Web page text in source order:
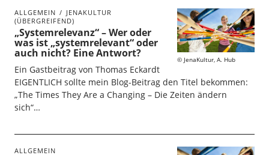
JenaKultur, A. Hub
ALLGEMEIN
JENAKULTUR
(ÜBERGREIFEND)
„Systemrelevanz“ – Wer oder
was ist „systemrelevant“ oder
auch nicht? Eine Antwort?
Ein Gastbeitrag von Thomas Eckardt
EIGENTLICH sollte mein Blog-Beitrag den Titel bekommen:
„The Times They Are a Changing – Die Zeiten ändern
sich“…
ALLGEMEIN